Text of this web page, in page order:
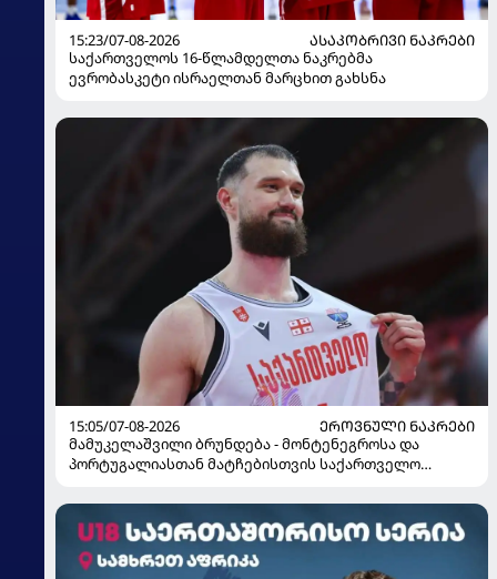
15:23/07-08-2026
ᲐᲡᲐᲙᲝᲑᲠᲘᲕᲘ ᲜᲐᲙᲠᲔᲑᲘ
საქართველოს 16-წლამდელთა ნაკრებმა
ევრობასკეტი ისრაელთან მარცხით გახსნა
15:05/07-08-2026
ᲔᲠᲝᲕᲜᲣᲚᲘ ᲜᲐᲙᲠᲔᲑᲘ
მამუკელაშვილი ბრუნდება - მონტენეგროსა და
პორტუგალიასთან მატჩებისთვის საქართველო